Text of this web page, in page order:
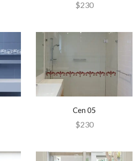
$230
Cen 05
$230